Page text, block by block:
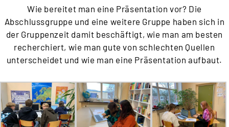
Wie bereitet man eine Präsentation vor? Die
Abschlussgruppe und eine weitere Gruppe haben sich in
der Gruppenzeit damit beschäftigt, wie man am besten
recherchiert, wie man gute von schlechten Quellen
unterscheidet und wie man eine Präsentation aufbaut.